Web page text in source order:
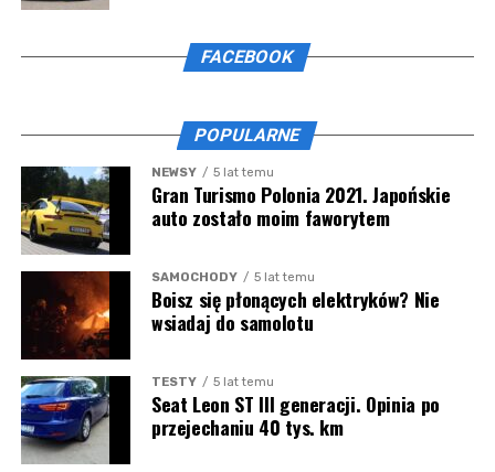
przekonywać, że 300 ml jest próbką dostatecznie
dużą do przeprowadzenia wymaganych testów.
ZOBACZ TAKŻE:
Kolejne kłopoty
Mazepina. Putin wzywa do wojska
FACEBOOK
POPULARNE
NEWSY 5 lat temu
Gran Turismo Polonia 2021. Japońskie
auto zostało moim faworytem
SAMOCHODY 5 lat temu
Boisz się płonących elektryków? Nie
wsiadaj do samolotu
TESTY 5 lat temu
Seat Leon ST III generacji. Opinia po
przejechaniu 40 tys. km